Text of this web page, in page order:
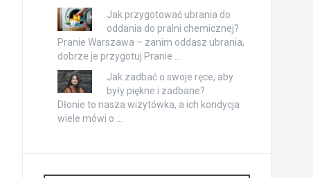
Jak przygotować ubrania do
oddania do pralni chemicznej?
Pranie Warszawa – zanim oddasz ubrania,
dobrze je przygotuj Pranie …
Jak zadbać o swoje ręce, aby
były piękne i zadbane?
Dłonie to nasza wizytówka, a ich kondycja
wiele mówi o …